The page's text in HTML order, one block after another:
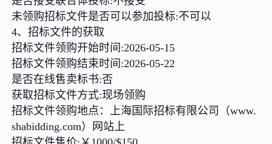
未领购招标文件是否可以参加投标:不可以
4、招标文件的获取
招标文件领购开始时间:2026-05-15
招标文件领购结束时间:2026-05-22
是否在线售卖标书:否
获取招标文件方式:现场领购
招标文件领购地点：上海国际招标有限公司（www.
shabidding.com）网站上